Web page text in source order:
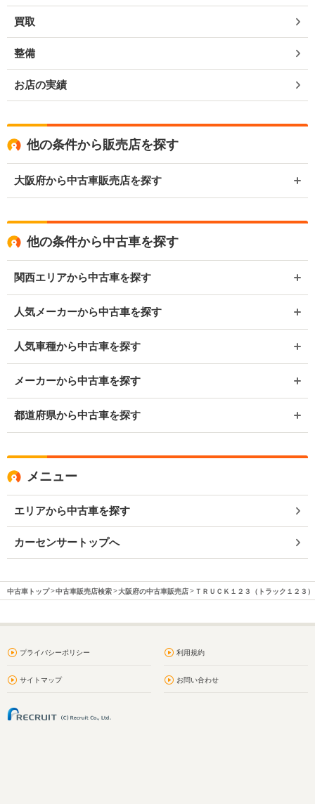
買取
整備
お店の実績
他の条件から販売店を探す
大阪府から中古車販売店を探す
他の条件から中古車を探す
関西エリアから中古車を探す
人気メーカーから中古車を探す
人気車種から中古車を探す
メーカーから中古車を探す
都道府県から中古車を探す
メニュー
エリアから中古車を探す
カーセンサートップへ
中古車トップ 中古車販売店検索 大阪府の中古車販売店 ＴＲＵＣＫ１２３（トラック１２３）
プライバシーポリシー 利用規約
サイトマップ お問い合わせ